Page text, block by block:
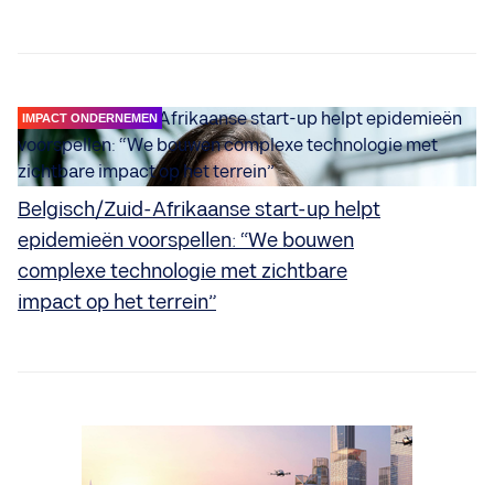
IMPACT ONDERNEMEN
Belgisch/Zuid-Afrikaanse start-up helpt
epidemieën voorspellen: “We bouwen
complexe technologie met zichtbare
impact op het terrein”